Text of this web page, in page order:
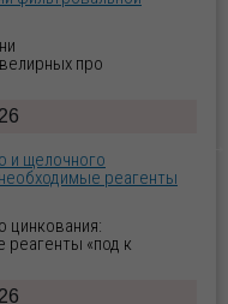
«под к
ИНДИКАТОРНОГО
Реализуем